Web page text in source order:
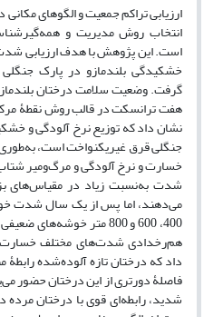
ارزیابی تراکم جمعیت و الگوهای مکانی
انتخاب روش مدیریت و
است. این پژوهش با هدف ارزیابی
خشکیدگی بلندمازو در پارک
هفت ترانسکت در قالب روش نقطۀ
نشان داد که توزیع نرخ آلودگی و
جنگلی قرق غیریکنواخت است،
خسارت و نرخ آلودگی و مرگ‌ومیر
400، 600 و 800 متر
هم‌رخدادی شدت‌های مختلف خسارت
داد که درختان تازه آلوده‌شده رابطۀ
فاصلۀ دورتری از این درختان حضور
شدید، رابطه‌ای قوی با درختان مرده